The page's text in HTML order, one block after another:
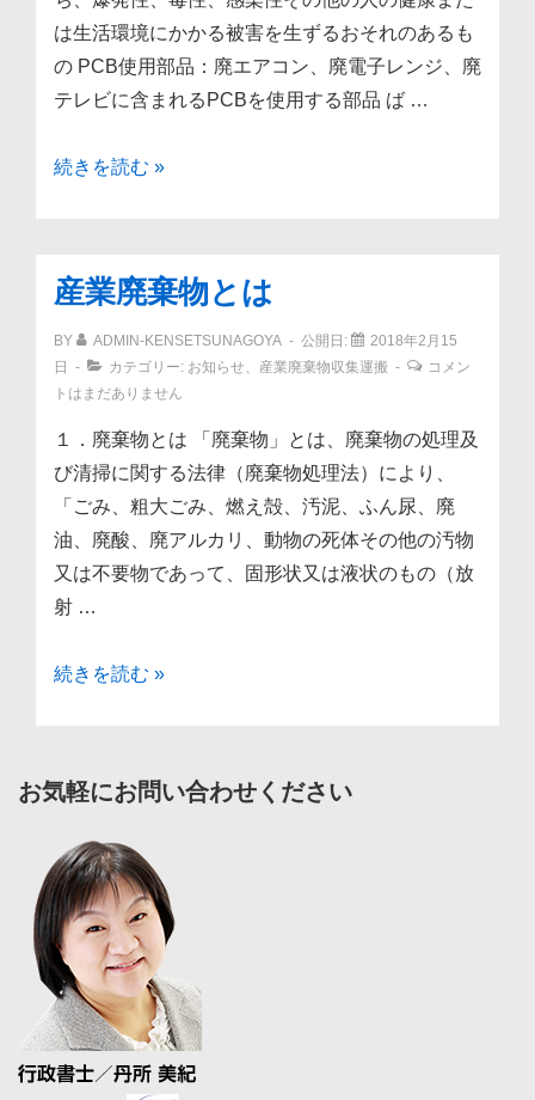
品
目
と
は生活環境にかかる被害を生ずるおそれのあるも
の PCB使用部品：廃エアコン、廃電子レンジ、廃
テレビに含まれるPCBを使用する部品 ば …
特
一
般
廃
棄
物
と
は？
特
別
管
産
物
は？
続きを読む »
産業廃棄物とは
BY ADMIN-KENSETSUNAGOYA 公開日:
2018年2月15
日
カテゴリー: お知らせ、 産業廃棄物収集運搬
コメン
トはまだありません
１．廃棄物とは 「廃棄物」とは、廃棄物の処理及
び清掃に関する法律（廃棄物処理法）により、
「ごみ、粗大ごみ、燃え殻、汚泥、ふん尿、廃
油、廃酸、廃アルカリ、動物の死体その他の汚物
又は不要物であって、固形状又は液状のもの（放
射 …
産
物
は
続きを読む »
お気軽にお問い合わせください